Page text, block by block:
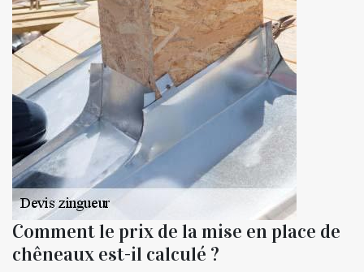
Comment le prix de la mise en place de
chêneaux est-il calculé ?